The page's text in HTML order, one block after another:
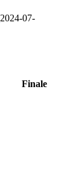
2024-07-
Finale